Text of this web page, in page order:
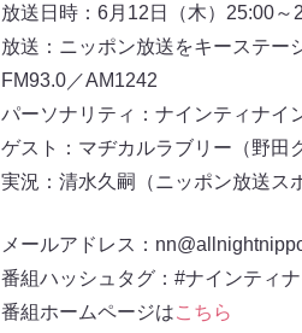
放送日時：6月12日（木）25:00～
放送：ニッポン放送をキーステー
FM93.0／AM1242
パーソナリティ：ナインティナイ
ゲスト：マヂカルラブリー（野田
実況：清水久嗣（ニッポン放送ス
メールアドレス：
番組ハッシュタグ：#ナインティ
番組ホームページはこちら